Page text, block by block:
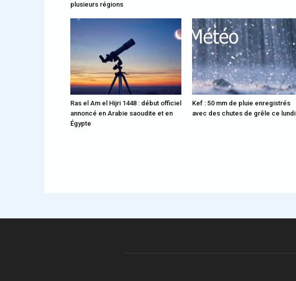
plusieurs régions
Ras el Am el Hijri 1448 : début officiel
annoncé en Arabie saoudite et en
Égypte
Kef : 50 mm de pluie enregistrés
avec des chutes de grêle ce lundi